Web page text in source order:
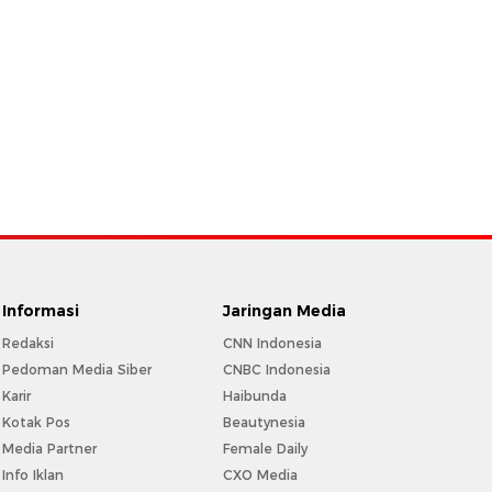
Informasi
Redaksi
Pedoman Media Siber
Karir
Kotak Pos
Media Partner
Info Iklan
Jaringan Media
CNN Indonesia
CNBC Indonesia
Haibunda
Beautynesia
Female Daily
CXO Media